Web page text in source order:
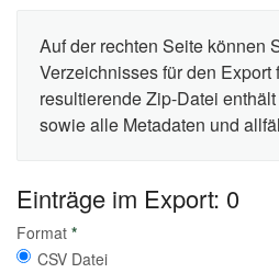
Auf der rechten Seite können
Verzeichnisses für den Export
resultierende Zip-Datei
sowie alle Metadaten und
Einträge im Export: 0
Format *
CSV Datei